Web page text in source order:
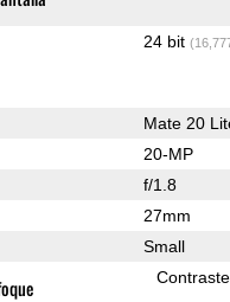
24 bit
Mate 20
20-MP
f/1.8
27mm
Small
Contraste